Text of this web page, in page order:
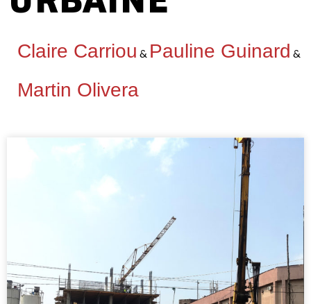
Claire Carriou & Pauline Guinard &
Martin Olivera